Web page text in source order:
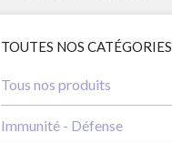
TOUTES NOS CATÉGORIES
Tous nos produits
Immunité - Défense